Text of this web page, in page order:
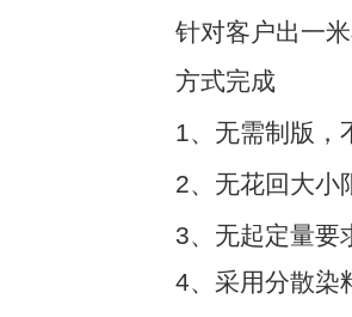
针对客户出一
方式完成
1、无需制版，
2、无花回大小
3、无起定量要
4、采用分散染